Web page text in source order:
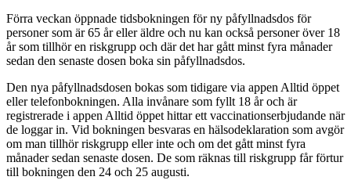
Förra veckan öppnade tidsbokningen för ny påfyllnadsdos för
personer som är 65 år eller äldre och nu kan också personer över 18
år som tillhör en riskgrupp och där det har gått minst fyra månader
sedan den senaste dosen boka sin påfyllnadsdos.
Den nya påfyllnadsdosen bokas som tidigare via appen Alltid öppet
eller telefonbokningen. Alla invånare som fyllt 18 år och är
registrerade i appen Alltid öppet hittar ett vaccinationserbjudande när
de loggar in. Vid bokningen besvaras en hälsodeklaration som avgör
om man tillhör riskgrupp eller inte och om det gått minst fyra
månader sedan senaste dosen. De som räknas till riskgrupp får förtur
till bokningen den 24 och 25 augusti.